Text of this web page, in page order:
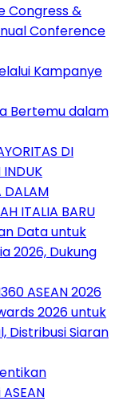
Congress &
Conference
Kampanye
Bertemu dalam
DI
INDUK
DALAM
ITALIA BARU
Data untuk
2026, Dukung
ASEAN 2026
2026 untuk
Distribusi Siaran